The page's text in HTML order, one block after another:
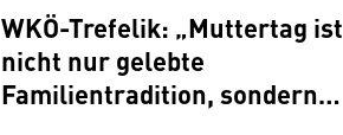
WKÖ-Trefelik: „Muttertag ist
nicht nur gelebte
Familientradition, sondern